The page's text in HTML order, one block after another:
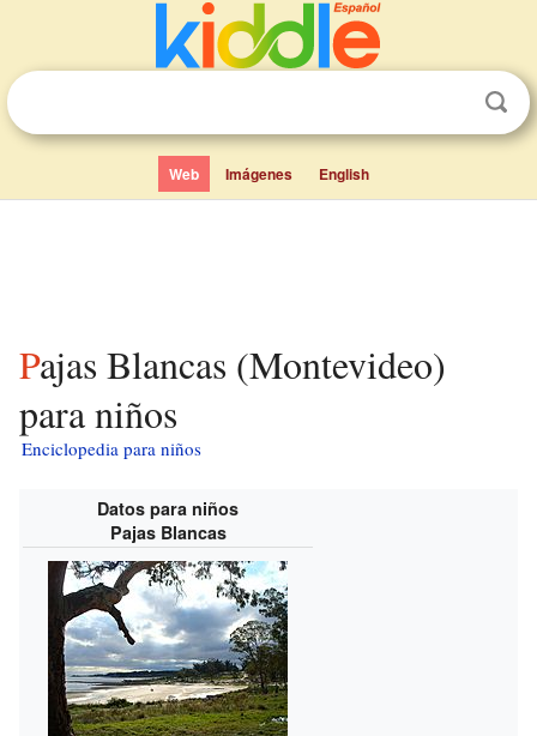
Web Imágenes English
Pajas Blancas (Montevideo)
para niños
Enciclopedia para niños
Datos para niños
Pajas Blancas